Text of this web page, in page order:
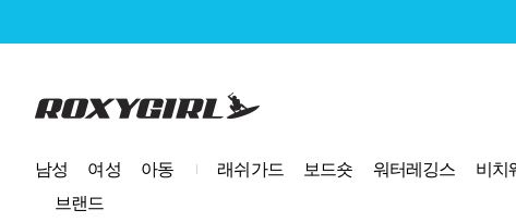
로고
남성 여성 아동 래쉬가드 보드숏 워터레깅스 비치
브랜드